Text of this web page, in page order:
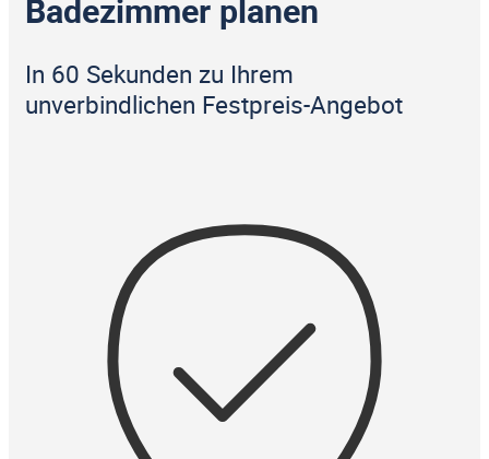
Badezimmer planen
In 60 Sekunden zu Ihrem
unverbindlichen Festpreis-Angebot